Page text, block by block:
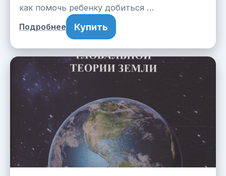
как помочь ребенку добиться …
Подробнее Купить